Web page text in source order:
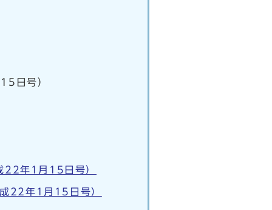
日号）
年1月15日号）
22年1月15日号）